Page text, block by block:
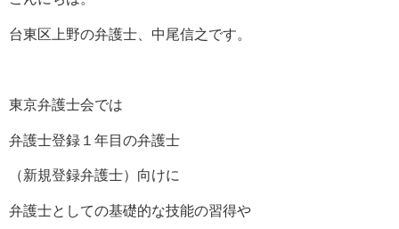
台東区上野の弁護士、中尾信之です。
東京弁護士会では
弁護士登録１年目の弁護士
（新規登録弁護士）向けに
弁護士としての基礎的な技能の習得や